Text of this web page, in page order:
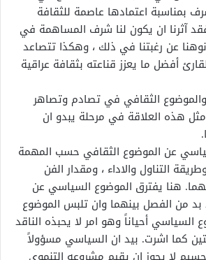
بمناسبة اعتمادها عاصمة للثقافة
عام 2012 فقد آثرنا ان يكون لنا شرف المساهمة في
عن رغبتنا في ذلك ، وهكذا تتصاعد
أفضل ما يعزز قناعته بثقافة عراقية
الثقافي في تصادم وتصاهر
هذه العلاقة في مرحلة يبدو ان
عن الموضوع الثقافي حسب المهمة
التناول والاداء ، ومقدار الفن
هنا يفترق الموضوع السياسي عن
بد من الفصل بينهما وان تلبس الموضوع
السياسي أحياناً وهو امر لا يحبذه الناقد
كما اشرت. بيد ان السياسي مسؤولاً